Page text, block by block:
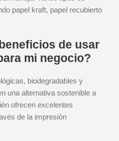
papel kraft, papel recubierto
de usar
mi negocio?
biodegradables y
una alternativa sostenible a
ofrecen excelentes
de la impresión